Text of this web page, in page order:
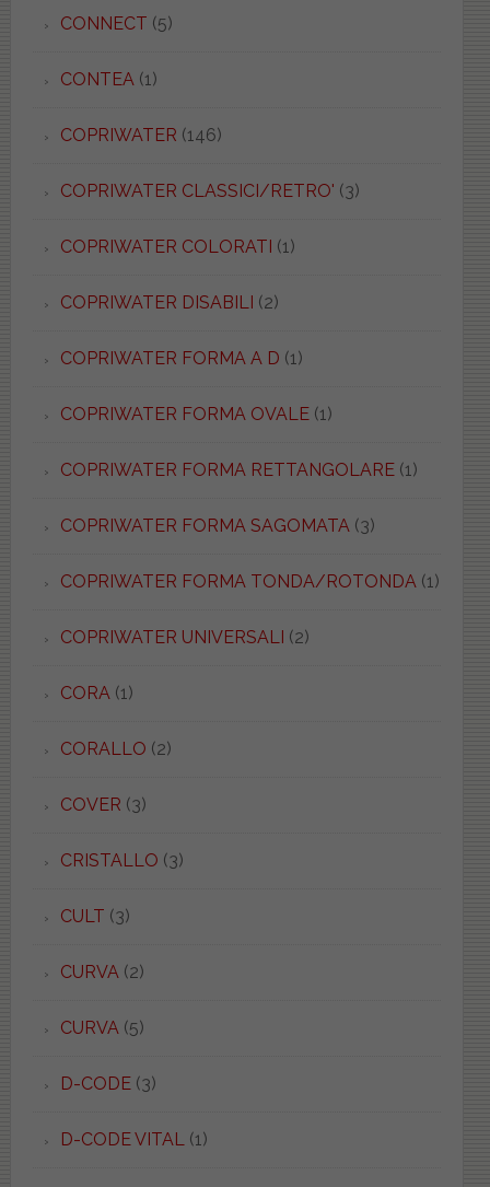
CONNECT (5)
CONTEA (1)
COPRIWATER (146)
COPRIWATER CLASSICI/RETRO' (3)
COPRIWATER COLORATI (1)
COPRIWATER DISABILI (2)
COPRIWATER FORMA A D (1)
COPRIWATER FORMA OVALE(1)
COPRIWATER FORMA RETTANGOLARE(1)
COPRIWATER FORMA SAGOMATA (3)
COPRIWATER FORMA TONDA/ROTONDA (1)
COPRIWATER UNIVERSALI (2)
CORA (1)
CORALLO (2)
COVER (3)
CRISTALLO (3)
CULT (3)
CURVA (2)
CURVA (5)
D-CODE(3)
D-CODE VITAL (1)